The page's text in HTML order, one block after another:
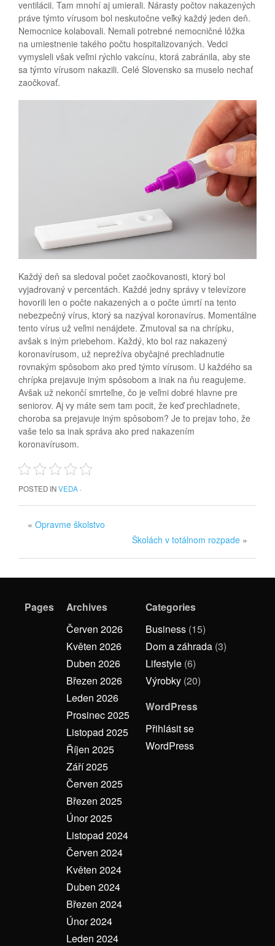
ventilácii. Tam mnohí aj umierali. Nárasty počtov nakazených
práve týmto vírusom bol neskutočne veľký každý jeden deň.
Nemocnice kolabovali. Nemali potrebné nemocničné lôžka
na umiestnenie takého počtu hospitalizovaných. Vedci
vymysleli však veľmi rýchlo vakcínu, ktorá zabránila, aby ste
sa týmto vírusom nakazili. Celé Slovensko sa muselo nechať
zaočkovať.
Každý deň sa sledoval počet zaočkovanosti, ktorý bol
vyjadrovaný v percentách. Každé jedny správy v televízore
hovorili len o počte nakazených a o počte úmrtí na tento
nebezpečný vírus, ktorý sa nazýval koronavírus. Momentálne
tento vírus už veľmi nenájdete. Zmutoval sa na chrípku,
avšak s iným priebehom. Každý, kto bol raz nakazený
koronavírusom, už neprežíva obyčajné prechladnutie
rovnakým spôsobom ako pred týmto vírusom. U každého sa
chrípka prejavuje iným spôsobom a inak na ňu reagujeme.
Avšak už nekončí smrteľne, čo je veľmi dobré hlavne pre
seniorov. Aj vy máte sem tam pocit, že keď prechladnete,
choroba sa prejavuje iným spôsobom? Je to prejav toho, že
vaše telo sa inak správa ako pred nakazením
koronavírusom.
POSTED INVEDA ·
« Opravme školstvo
Školách v totálnom rozpade »
Pages
Archives
Červen 2026
Květen 2026
Duben 2026
Březen 2026
Leden 2026
Prosinec 2025
Listopad 2025
Říjen 2025
Září 2025
Červen 2025
Březen 2025
Únor 2025
Listopad 2024
Červen 2024
Květen 2024
Duben 2024
Březen 2024
Únor 2024
Leden 2024
Categories
Business (15)
Dom a záhrada (3)
Lifestyle (6)
Výrobky (20)
WordPress
Přihlásit se
WordPress